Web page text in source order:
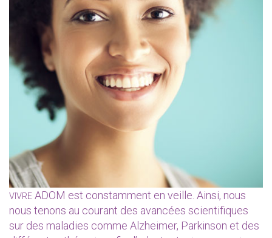
VIVRE ADOM est constamment en veille. Ainsi, nous
nous tenons au courant des avancées scientifiques
sur des maladies comme Alzheimer, Parkinson et des